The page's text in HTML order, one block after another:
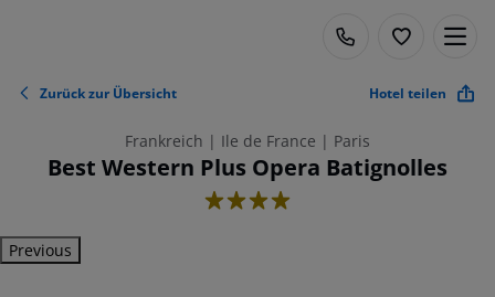
Zurück zur Übersicht Hotel teilen
Frankreich | Ile de France | Paris
Best Western Plus Opera Batignolles
4
Previous